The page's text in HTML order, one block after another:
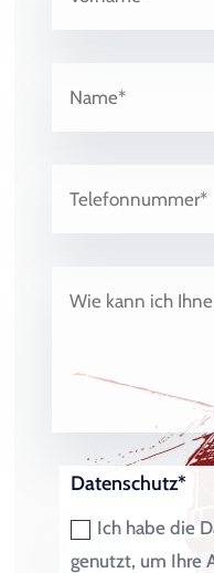
Datenschutz*
Ich habe die
genutzt, um Ihre